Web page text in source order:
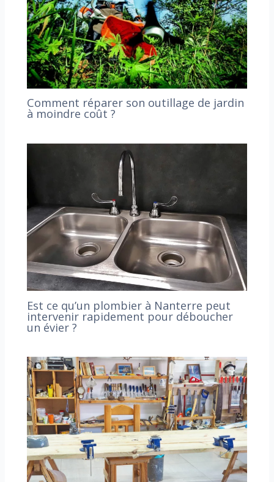
Comment réparer son outillage de jardin
à moindre coût ?
Est ce qu’un plombier à Nanterre peut
intervenir rapidement pour déboucher
un évier ?